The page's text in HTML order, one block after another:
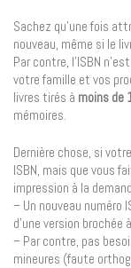
Sachez qu’une fois
nouveau, même si le
Par contre, l’ISBN
votre famille et vos
livres tirés à moins de
mémoires.
Dernière chose, si
ISBN, mais que vous
impression à la
– Un nouveau numéro
d’une version brochée
– Par contre, pas
mineures (faute